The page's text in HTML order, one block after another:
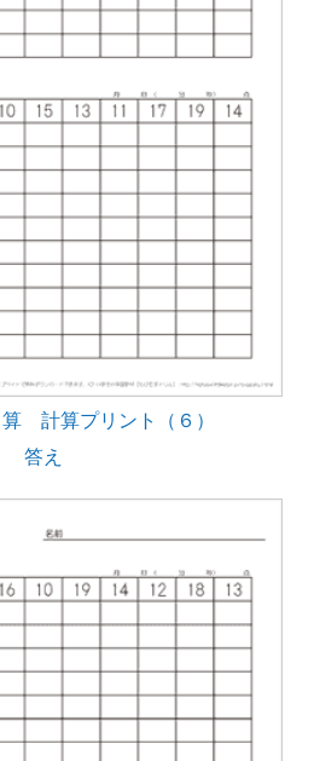
計算プリント（６）
答え